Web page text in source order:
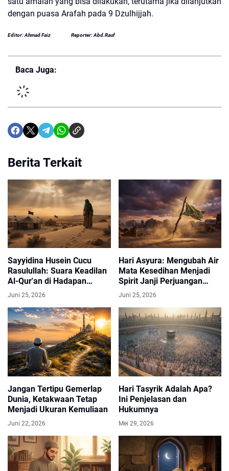
dengan puasa Arafah pada 9 Dzulhijjah.
Editor: Ahmad Faiz Reporter: Abd.Rauf
Baca Juga:
Berita Terkait
Sayyidina Husein Cucu
Rasulullah: Suara Keadilan
Al-Qur'an di Hadapan
Kezaliman
Juni 25, 2026
Hari Asyura: Mengubah Air
Mata Kesedihan Menjadi
Spirit Janji Perjuangan
Qur'ani
Juni 25, 2026
Jangan Tertipu Gemerlap
Dunia, Ketakwaan Tetap
Menjadi Ukuran Kemuliaan
Juni 22, 2026
Hari Tasyrik Adalah Apa?
Ini Penjelasan dan
Hukumnya
Mei 29, 2026